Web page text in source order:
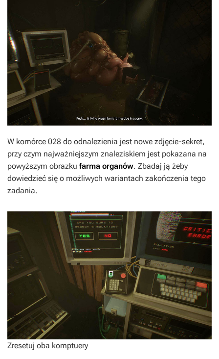
W komórce 028 do odnalezienia jest nowe zdjęcie-sekret,
przy czym najważniejszym znaleziskiem jest pokazana na
powyższym obrazku farma organów. Zbadaj ją żeby
dowiedzieć się o możliwych wariantach zakończenia tego
zadania.
Zresetuj oba komptuery